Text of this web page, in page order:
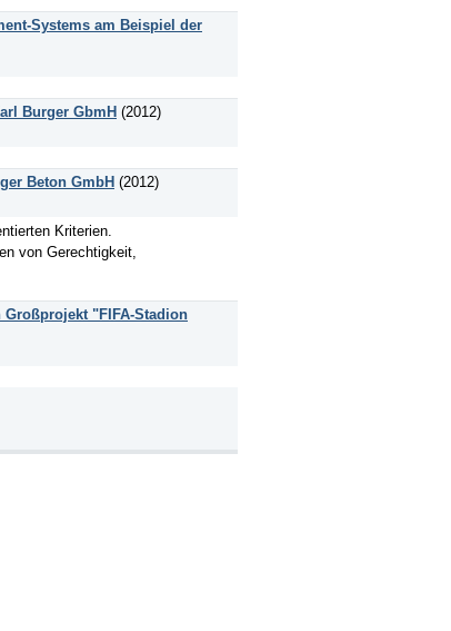
Systems am Beispiel der
Burger GbmH (2012)
Beton GmbH (2012)
Kriterien.
von Gerechtigkeit,
"FIFA-Stadion